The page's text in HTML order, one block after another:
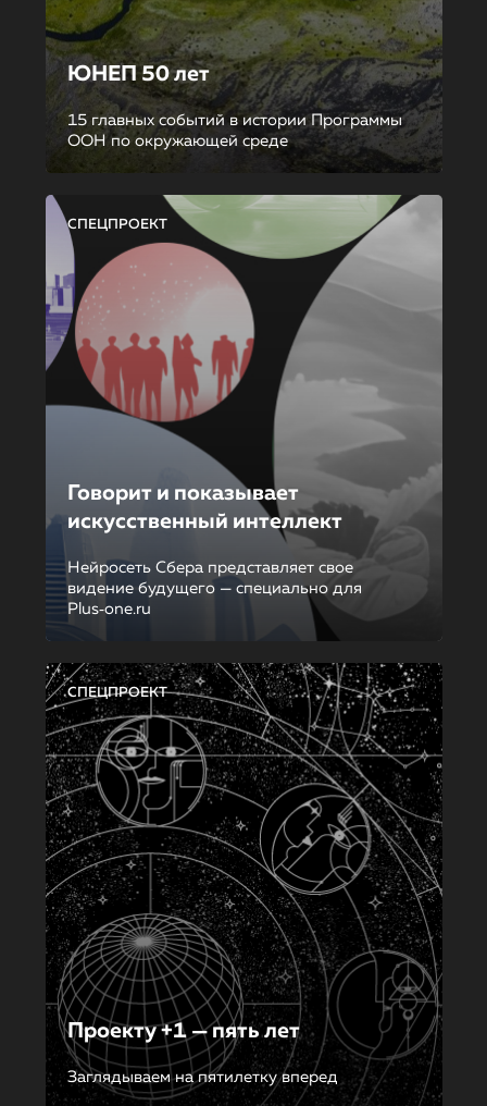
ЮНЕП 50 лет
15 главных событий в истории Программы
ООН по окружающей среде
СПЕЦПРОЕКТ
Говорит и показывает
искусственный интеллект
Нейросеть Сбера представляет свое
видение будущего — специально для
Plus‑one.ru
СПЕЦПРОЕКТ
Проекту +1 — пять лет
Заглядываем на пятилетку вперед